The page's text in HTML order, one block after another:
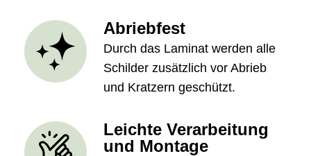
Abriebfest
Durch das Laminat werden alle
Schilder zusätzlich vor Abrieb
und Kratzern geschützt.
Leichte Verarbeitung
und Montage